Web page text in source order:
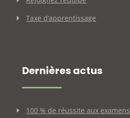
Taxe d’apprentissage
Dernières actus
100 % de réussite aux examens